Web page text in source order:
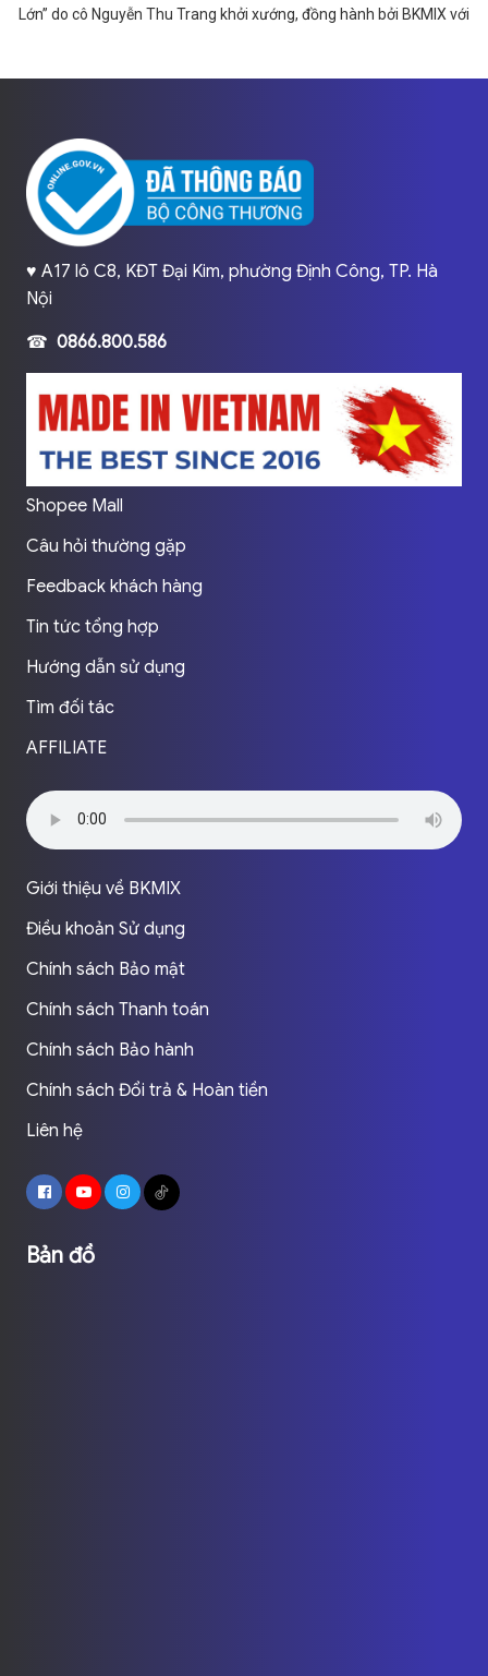
Lớn” do cô Nguyễn Thu Trang khởi xướng, đồng hành bởi BKMIX với
♥️ A17 lô C8, KĐT Đại Kim, phường Định Công, TP. Hà
Nội
☎ 0866.800.586
Shopee Mall
Câu hỏi thường gặp
Feedback khách hàng
Tin tức tổng hợp
Hướng dẫn sử dụng
Tìm đối tác
AFFILIATE
Giới thiệu về BKMIX
Điều khoản Sử dụng
Chính sách Bảo mật
Chính sách Thanh toán
Chính sách Bảo hành
Chính sách Đổi trả & Hoàn tiền
Liên hệ
Bản đồ